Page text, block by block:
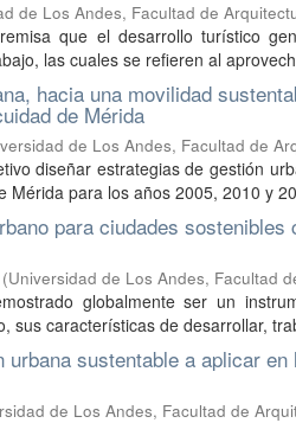
de Los Andes, Facultad de
que el desarrollo turístico
las cuales se refieren al
hacia una movilidad
de Mérida
de Los Andes, Facultad de
diseñar estrategias de gestión
Mérida para los años 2005, 2010 y
para ciudades
(Universidad de Los Andes, Facultad
globalmente ser un
sus características de desarrollar,
sustentable a aplicar
de Los Andes, Facultad de